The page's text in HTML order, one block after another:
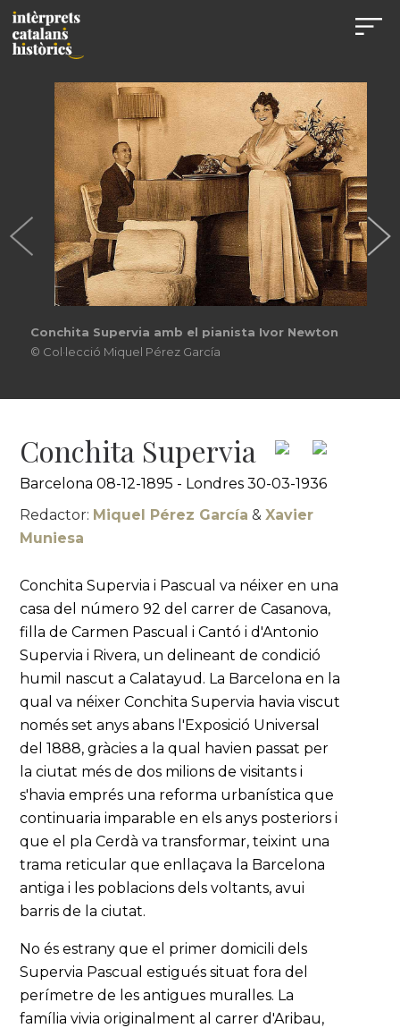
Conchita Supervia amb el pianista Ivor Newton
© Col·lecció Miquel Pérez García
Conchita Supervia
Barcelona 08-12-1895 - Londres 30-03-1936
Redactor: Miquel Pérez García &Xavier
Muniesa
Conchita Supervia i Pascual va néixer en una
casa del número 92 del carrer de Casanova,
filla de Carmen Pascual i Cantó i d'Antonio
Supervia i Rivera, un delineant de condició
humil nascut a Calatayud. La Barcelona en la
qual va néixer Conchita Supervia havia viscut
només set anys abans l'Exposició Universal
del 1888, gràcies a la qual havien passat per
la ciutat més de dos milions de visitants i
s'havia emprés una reforma urbanística que
continuaria imparable en els anys posteriors i
que el pla Cerdà va transformar, teixint una
trama reticular que enllaçava la Barcelona
antiga i les poblacions dels voltants, avui
barris de la ciutat.
No és estrany que el primer domicili dels
Supervia Pascual estigués situat fora del
perímetre de les antigues muralles. La
família vivia originalment al carrer d'Aribau,